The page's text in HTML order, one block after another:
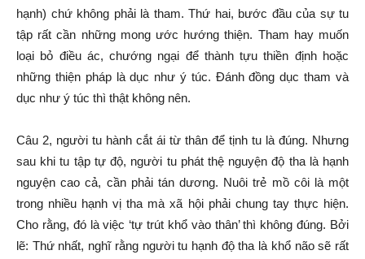
hạnh) chứ không phải là tham. Thứ hai, bước đầu của sự tu
tập rất cần những mong ước hướng thiện. Tham hay muốn
loại bỏ điều ác, chướng ngại để thành tựu thiền định hoặc
những thiện pháp là dục như ý túc. Đánh đồng dục tham và
dục như ý túc thì thật không nên.
Câu 2, người tu hành cắt ái từ thân để tịnh tu là đúng. Nhưng
sau khi tu tập tự độ, người tu phát thệ nguyện độ tha là hạnh
nguyện cao cả, cần phải tán dương. Nuôi trẻ mồ côi là một
trong nhiều hạnh vị tha mà xã hội phải chung tay thực hiện.
Cho rằng, đó là việc ‘tự trút khổ vào thân’ thì không đúng. Bởi
lẽ: Thứ nhất, nghĩ rằng người tu hạnh độ tha là khổ não sẽ rất